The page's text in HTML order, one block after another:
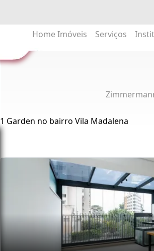
Home Imóveis Serviços
1 Garden no bairro Vila Madalena